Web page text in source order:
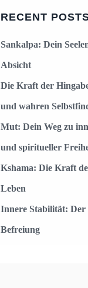
RECENT
Sankalpa: Dein
Absicht
Die Kraft der
und wahren
Mut: Dein Weg zu
und spiritueller
Kshama: Die Kraft
Leben
Innere Stabilität:
Befreiung